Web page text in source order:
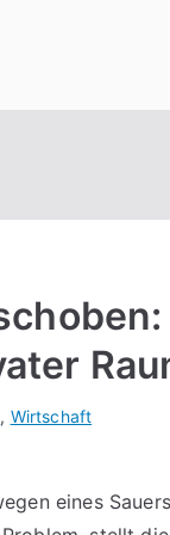
, Wirtschaft
eines